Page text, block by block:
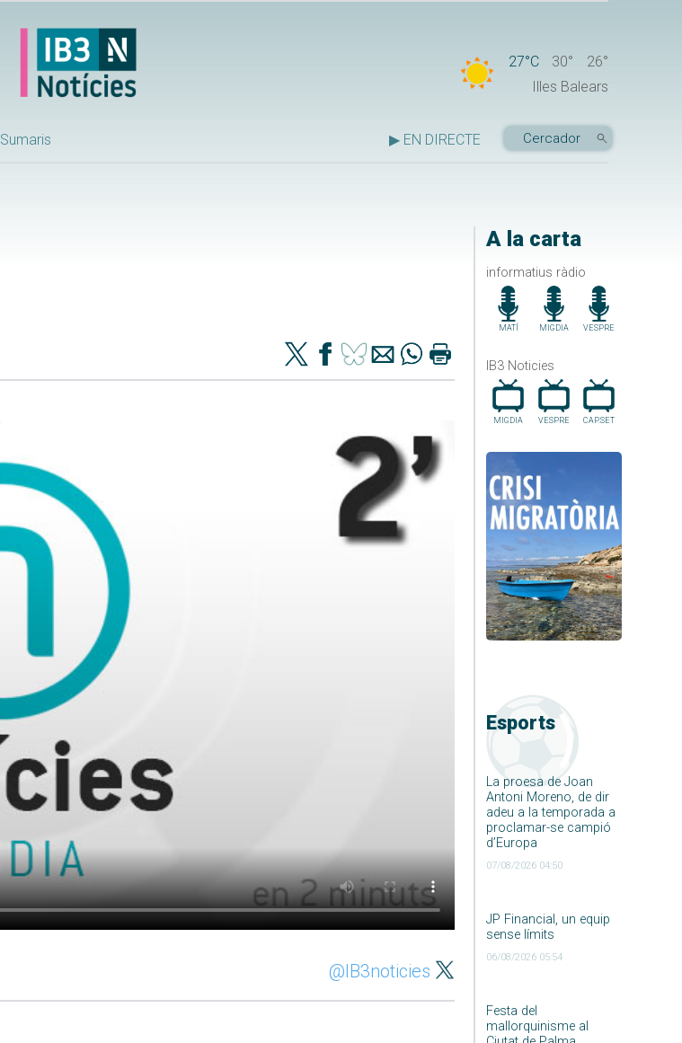
27°C 30°
26°
Illes Balears
Sumaris ▶ EN DIRECTE
A la carta
informatius ràdio
MATÍ MIGDIA VESPRE
IB3 Noticies
MIGDIA VESPRE CAP.SET
Esports
La proesa de Joan
Antoni Moreno, de dir
adeu a la temporada a
proclamar-se campió
d’Europa
07/08/2026 04:50
JP Financial, un equip
sense límits
06/08/2026 05:54
Festa del
mallorquinisme al
@IB3noticies